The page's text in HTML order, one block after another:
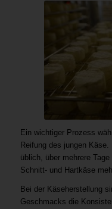
Ein wichtiger Prozess
Reifung des jungen
üblich, über mehrere
Schnitt- und Hartkäse
Bei der Käseherstellung
Geschmacks die